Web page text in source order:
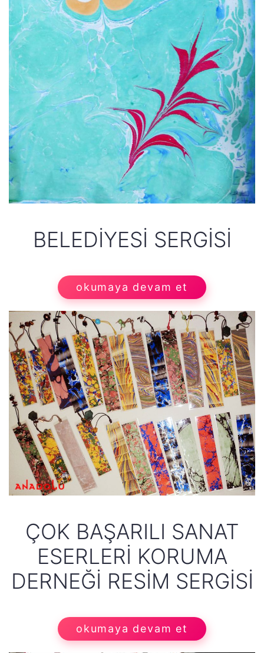
BELEDIYESI SERGISI
okumaya devam et
ÇOK BAŞARILI SANAT
ESERLERI KORUMA
DERNEĞI RESIM SERGISI
okumaya devam et